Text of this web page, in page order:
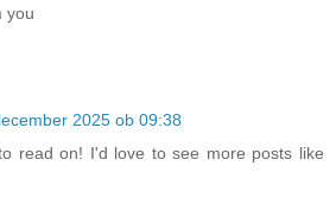
you
2025 ob 09:38
read on! I'd love to see more posts like